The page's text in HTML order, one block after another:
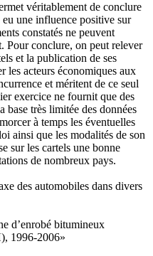
véritablement de conclure
une influence positive sur
constatés ne peuvent
Pour conclure, on peut relever
et la publication de ses
les acteurs économiques aux
et méritent de ce seul
exercice ne fournit que des
base très limitée des données
à temps les éventuelles
ainsi que les modalités de son
sur les cartels une bonne
de nombreux pays.
des automobiles dans divers
d’enrobé bitumineux
1996-2006»